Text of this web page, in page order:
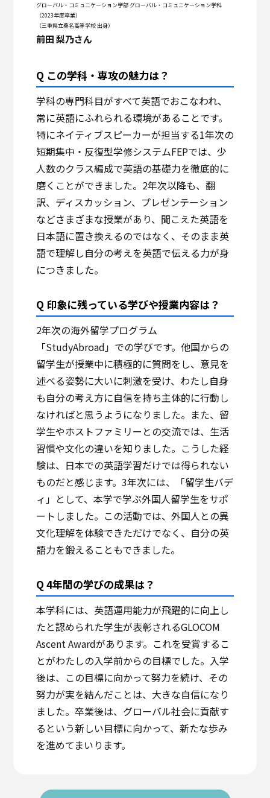
グローバル・コミュニケーション学部 グローバル・コミュニケーション学科
（2023年度卒業）
（三重県立桑名高等学校 出身）
前田 梨乃さん
Q この学科・専攻の魅力は？
学科の専門科目がすべて英語でおこなわれ、
常に英語にふれられる環境があることです。
特にネイティブスピーカーが担当する1年次の
短期集中・反復型学修システムFEPでは、少
人数のクラス編成で英語の基礎力を徹底的に
磨くことができました。2年次以降も、翻
訳、ディスカッション、プレゼンテーション
などさまざまな授業があり、聞こえた英語を
日本語に置き換えるのではなく、そのまま英
語で理解し自分の考えを英語で伝える力が身
につきました。
Q 印象に残っている学びや授業内容は？
2年次の海外留学プログラム
「StudyAbroad」での学びです。他国からの
留学生が授業中に積極的に質問をし、意見を
述べる姿勢に大いに刺激を受け、わたし自身
も自分の考え方に自信を持ち主体的に行動し
なければと思うようになりました。また、留
学生やホストファミリーとの交流では、生活
習慣や文化の違いを知りました。こうした経
験は、日本での英語学習だけでは得られない
ものだと感じます。3年次には、「留学生バデ
ィ」として、本学で学ぶ外国人留学生をサポ
ートしました。この活動では、外国人との異
文化理解を体験できただけでなく、自分の英
語力を鍛えることもできました。
Q 4年間の学びの成果は？
本学科には、英語運用能力が飛躍的に向上し
たと認められた学生が表彰されるGLOCOM
Ascent Awardがあります。これを受賞するこ
とがわたしの入学前からの目標でした。入学
後は、この目標に向かって努力を続け、その
努力が実を結んだことは、大きな自信になり
ました。卒業後は、グローバル社会に貢献す
るという新しい目標に向かって、新たな歩み
を進めてまいります。